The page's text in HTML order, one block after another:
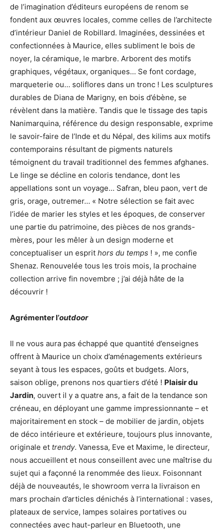
de l’imagination d’éditeurs européens de renom se
fondent aux œuvres locales, comme celles de l’architecte
d’intérieur Daniel de Robillard. Imaginées, dessinées et
confectionnées à Maurice, elles subliment le bois de
noyer, la céramique, le marbre. Arborent des motifs
graphiques, végétaux, organiques… Se font cordage,
marqueterie ou… soliflores dans un tronc ! Les sculptures
durables de Diana de Marigny, en bois d’ébène, se
révèlent dans la matière. Tandis que le tissage des tapis
Nanimarquina, référence du design responsable, exprime
le savoir-faire de l’Inde et du Népal, des kilims aux motifs
contemporains résultant de pigments naturels
témoignent du travail traditionnel des femmes afghanes.
Le linge se décline en coloris tendance, dont les
appellations sont un voyage… Safran, bleu paon, vert de
gris, orage, outremer… « Notre sélection se fait avec
l’idée de marier les styles et les époques, de conserver
une partie du patrimoine, des pièces de nos grands-
mères, pour les mêler à un design moderne et
conceptualiser un esprit hors du temps ! », me confie
Shenaz. Renouvelée tous les trois mois, la prochaine
collection arrive fin novembre ; j’ai déjà hâte de la
découvrir !
Agrémenter l’outdoor
Il ne vous aura pas échappé que quantité d’enseignes
offrent à Maurice un choix d’aménagements extérieurs
seyant à tous les espaces, goûts et budgets. Alors,
saison oblige, prenons nos quartiers d’été ! Plaisir du
Jardin, ouvert il y a quatre ans, a fait de la tendance son
créneau, en déployant une gamme impressionnante – et
majoritairement en stock – de mobilier de jardin, objets
de déco intérieure et extérieure, toujours plus innovante,
originale et trendy. Vanessa, Eve et Maxime, le directeur,
nous accueillent et nous conseillent avec une maîtrise du
sujet qui a façonné la renommée des lieux. Foisonnant
déjà de nouveautés, le showroom verra la livraison en
mars prochain d’articles dénichés à l’international : vases,
plateaux de service, lampes solaires portatives ou
connectées avec haut-parleur en Bluetooth, une